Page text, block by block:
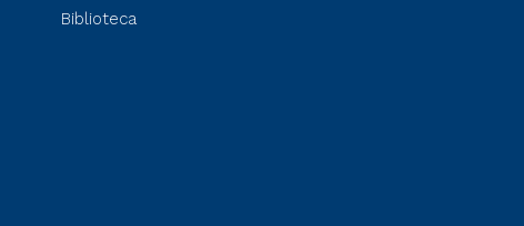
Biblioteca